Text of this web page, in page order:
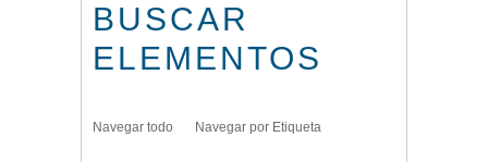
BUSCAR
ELEMENTOS
Navegar todo Navegar por Etiqueta